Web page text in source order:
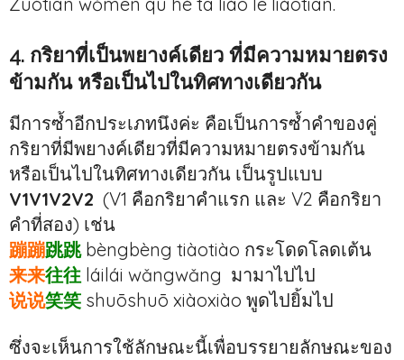
4. กริยาที่เป็นพยางค์เดียว ที่มีความหมายตรง
ข้ามกัน หรือเป็นไปในทิศทางเดียวกัน
มีการซ้ำอีกประเภทนึงค่ะ คือเป็นการซ้ำคำของคู่
กริยาที่มีพยางค์เดียวที่มีความหมายตรงข้ามกัน
หรือเป็นไปในทิศทางเดียวกัน เป็นรูปแบบ
V1V1V2V2 (V1 คือกริยาคำแรก และ V2 คือกริยา
คำที่สอง) เช่น
蹦蹦跳跳bèngbèng tiàotiào กระโดดโลดเต้น
来来往往 láilái wǎngwǎng มามาไปไป
说说笑笑 shuōshuō xiàoxiào พูดไปยิ้มไป
ซึ่งจะเห็นการใช้ลักษณะนี้เพื่อบรรยายลักษณะของ